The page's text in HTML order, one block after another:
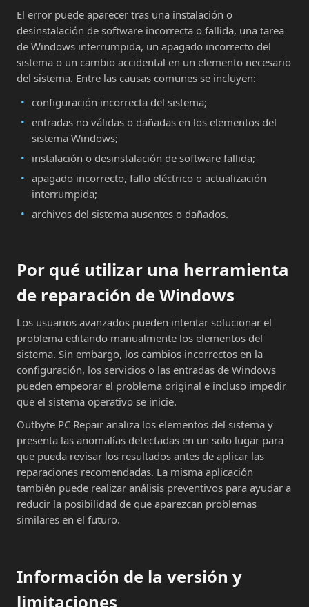
El error puede aparecer tras una instalación o
desinstalación de software incorrecta o fallida, una tarea
de Windows interrumpida, un apagado incorrecto del
sistema o un cambio accidental en un elemento necesario
del sistema. Entre las causas comunes se incluyen:
configuración incorrecta del sistema;
entradas no válidas o dañadas en los elementos del
sistema Windows;
instalación o desinstalación de software fallida;
apagado incorrecto, fallo eléctrico o actualización
interrumpida;
archivos del sistema ausentes o dañados.
Por qué utilizar una herramienta
de reparación de Windows
Los usuarios avanzados pueden intentar solucionar el
problema editando manualmente los elementos del
sistema. Sin embargo, los cambios incorrectos en la
configuración, los servicios o las entradas de Windows
pueden empeorar el problema original e incluso impedir
que el sistema operativo se inicie.
Outbyte PC Repair analiza los elementos del sistema y
presenta las anomalías detectadas en un solo lugar para
que pueda revisar los resultados antes de aplicar las
reparaciones recomendadas. La misma aplicación
también puede realizar análisis preventivos para ayudar a
reducir la posibilidad de que aparezcan problemas
similares en el futuro.
Información de la versión y
limitaciones